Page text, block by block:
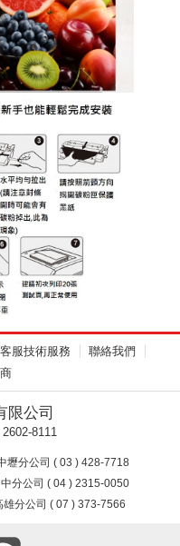
客服技術服務
聯絡我們
限公司
8111
壢分公司 ( 03 ) 428-7718
分公司 ( 04 ) 2315-0050
雄分公司 ( 07 ) 373-7566